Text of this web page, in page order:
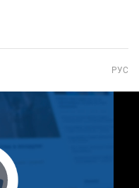
РУС